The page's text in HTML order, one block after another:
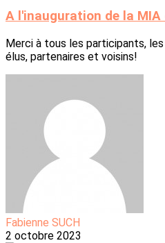
A l'inauguration de la MIA
Merci à tous les participants,
élus, partenaires et voisins!
Fabienne SUCH
2 octobre 2023